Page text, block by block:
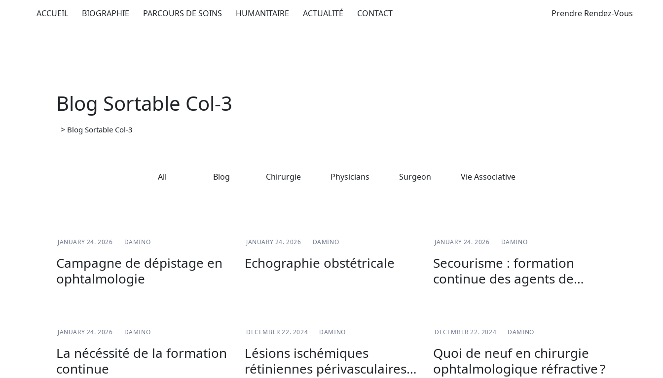
ACCUEIL BIOGRAPHIE PARCOURS DE SOINS HUMANITAIRE ACTUALITÉ CONTACT Prendre Rendez-Vous
Blog Sortable Col-3
> Blog Sortable Col-3
All Blog Chirurgie Physicians Surgeon Vie Associative
JANUARY 24. 2026
DAMINO
Campagne de dépistage en
ophtalmologie
JANUARY 24. 2026
DAMINO
Echographie obstétricale
JANUARY 24. 2026
DAMINO
Secourisme : formation
continue des agents de
JANUARY 24. 2026
DAMINO
La nécéssité de la formation
continue
DECEMBER 22. 2024
DAMINO
Lésions ischémiques
rétiniennes périvasculaires
DECEMBER 22. 2024
DAMINO
Quoi de neuf en chirurgie
ophtalmologique réfractive ?